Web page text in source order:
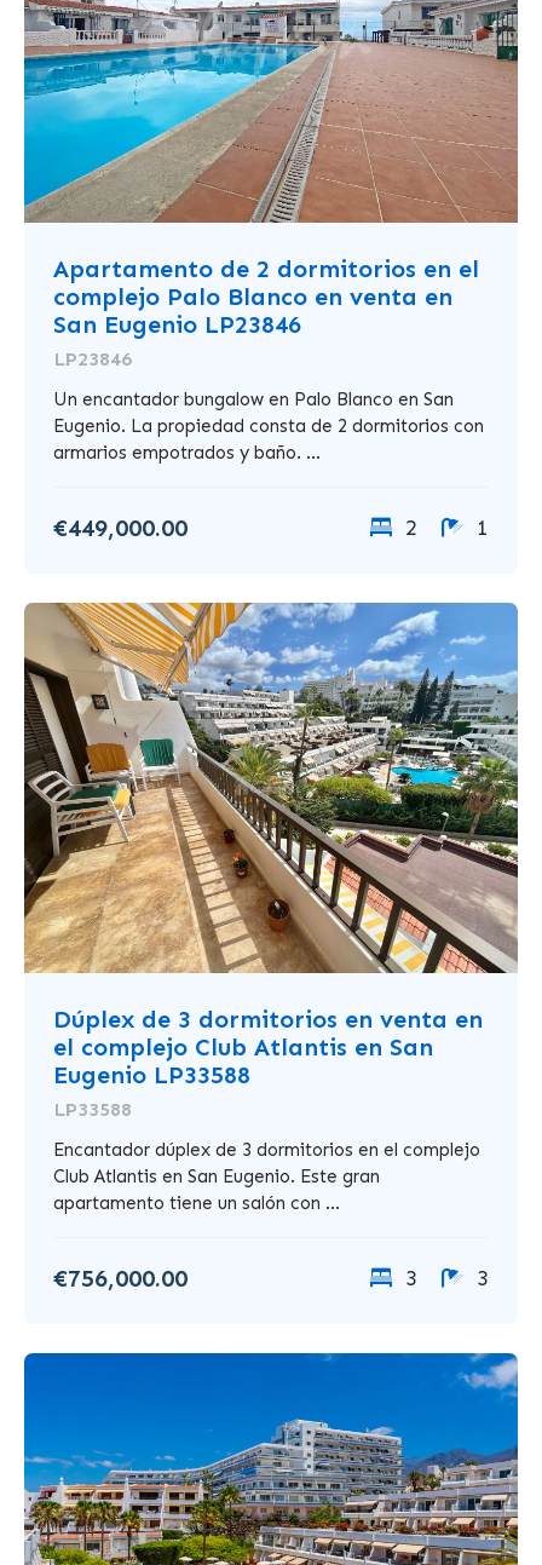
Apartamento de 2 dormitorios en el
complejo Palo Blanco en venta en
San Eugenio LP23846
LP23846
Un encantador bungalow en Palo Blanco en San
Eugenio. La propiedad consta de 2 dormitorios con
armarios empotrados y baño. ...
€449,000.00 2 1
Dúplex de 3 dormitorios en venta en
el complejo Club Atlantis en San
Eugenio LP33588
LP33588
Encantador dúplex de 3 dormitorios en el complejo
Club Atlantis en San Eugenio. Este gran
apartamento tiene un salón con ...
€756,000.00 3 3